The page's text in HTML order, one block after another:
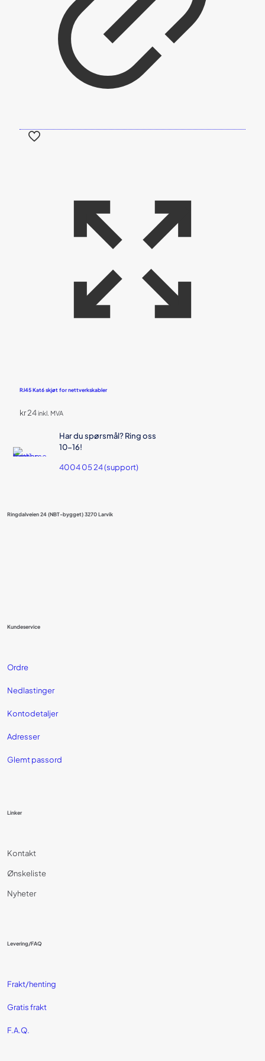
RJ45 Kat6 skjøt for nettverkskabler
kr24inkl. MVA
Har du spørsmål? Ring oss
10-16!
4004 05 24 (support)
Ringdalveien 24 (NBT-bygget) 3270 Larvik
Kundeservice
Ordre
Nedlastinger
Kontodetaljer
Adresser
Glemt passord
Linker
Kontakt
Ønskeliste
Nyheter
Levering/FAQ
Frakt/henting
Gratis frakt
F.A.Q.